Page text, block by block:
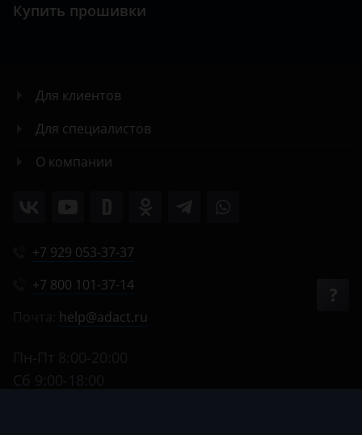
Купить прошивки
Для клиентов
Для специалистов
О компании
+7 929 053-37-37
+7 800 101-37-14
help@adact.ru